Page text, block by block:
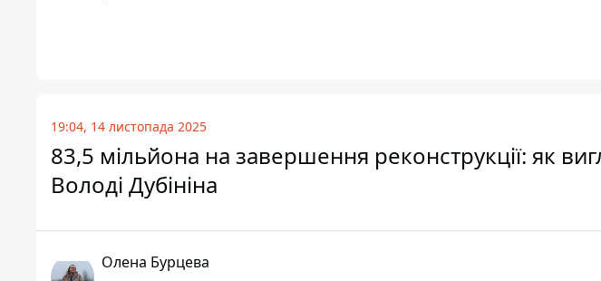
19:04, 14 листопада 2025
83,5 мільйона на завершення реконструкції: як
Володі Дубініна
Олена Бурцева